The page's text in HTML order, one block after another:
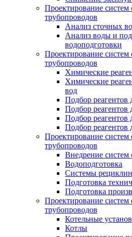
Проектирование
трубопроводов
Анализ сточных
Анализ воды и
водоподготовки
Проектирование
трубопроводов
Химические
Химические
вод
Подбор реагентов
Подбор
Подбор реагентов
Подбор реагентов
Проектирование
трубопроводов
Внедрение систем
Водоподготовка
Системы
Подготовка
Подготовка
Проектирование
трубопроводов
Котельные
Котлы